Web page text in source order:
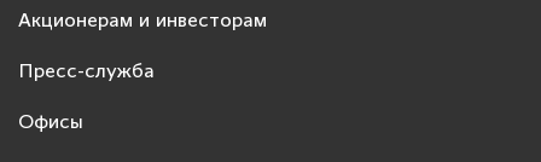
Акционерам и инвесторам
Пресс-служба
Офисы